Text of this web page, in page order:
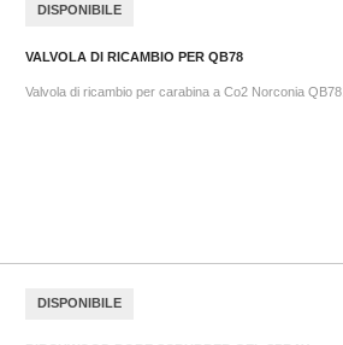
DISPONIBILE
VALVOLA DI RICAMBIO PER QB78
Valvola di ricambio per carabina a Co2 Norconia QB78.
DISPONIBILE